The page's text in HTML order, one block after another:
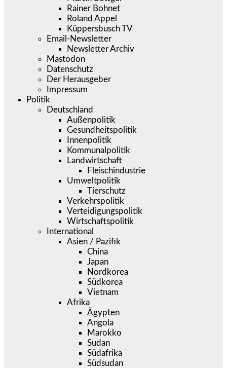
Rainer Bohnet
Roland Appel
Küppersbusch TV
Email-Newsletter
Newsletter Archiv
Mastodon
Datenschutz
Der Herausgeber
Impressum
Politik
Deutschland
Außenpolitik
Gesundheitspolitik
Innenpolitik
Kommunalpolitik
Landwirtschaft
Fleischindustrie
Umweltpolitik
Tierschutz
Verkehrspolitik
Verteidigungspolitik
Wirtschaftspolitik
International
Asien / Pazifik
China
Japan
Nordkorea
Südkorea
Vietnam
Afrika
Ägypten
Angola
Marokko
Sudan
Südafrika
Südsudan